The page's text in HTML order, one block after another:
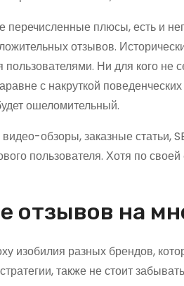
перечисленные плюсы, есть и
отзывов.
пользователями. Ни для кого не
с накруткой
ошеломительный.
обзоры, заказные статьи,
пользователя. Хотя по
отзывов на
изобилия разных брендов,
также не стоит